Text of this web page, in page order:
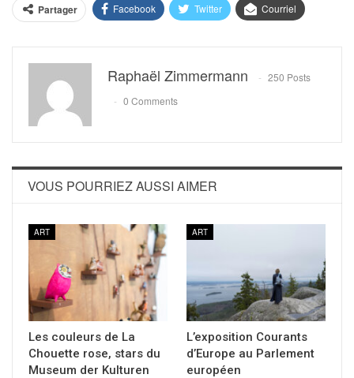
Partager Facebook Twitter Courriel
Raphaël Zimmermann
250 Posts
0 Comments
VOUS POURRIEZ AUSSI AIMER
ART
Les couleurs de La
Chouette rose, stars du
Museum der Kulturen
ART
L’exposition Courants
d’Europe au Parlement
européen